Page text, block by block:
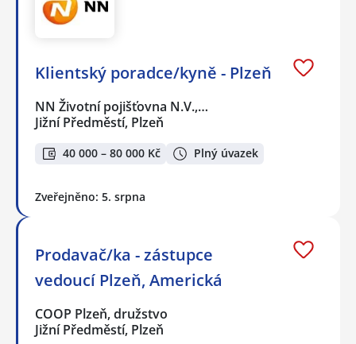
Klientský poradce/kyně - Plzeň
NN Životní pojišťovna N.V.,…
Jižní Předměstí, Plzeň
40 000 – 80 000 Kč Plný úvazek
Zveřejněno: 5. srpna
Prodavač/ka - zástupce
vedoucí Plzeň, Americká
COOP Plzeň, družstvo
Jižní Předměstí, Plzeň